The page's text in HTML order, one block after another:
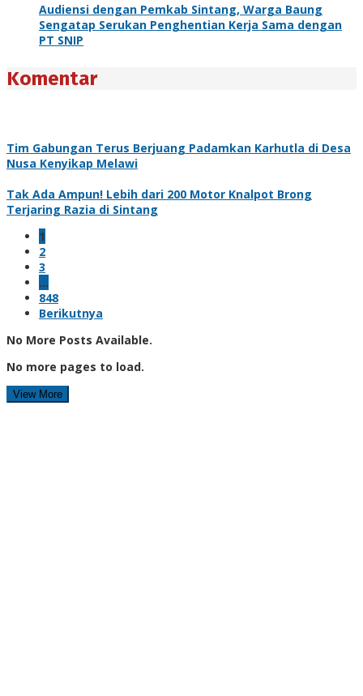
Audiensi dengan Pemkab Sintang, Warga Baung
Sengatap Serukan Penghentian Kerja Sama dengan
PT SNIP
Komentar
Tim Gabungan Terus Berjuang Padamkan Karhutla di Desa
Nusa Kenyikap Melawi
Tak Ada Ampun! Lebih dari 200 Motor Knalpot Brong
Terjaring Razia di Sintang
1
2
3
…
848
Berikutnya
No More Posts Available.
No more pages to load.
View More